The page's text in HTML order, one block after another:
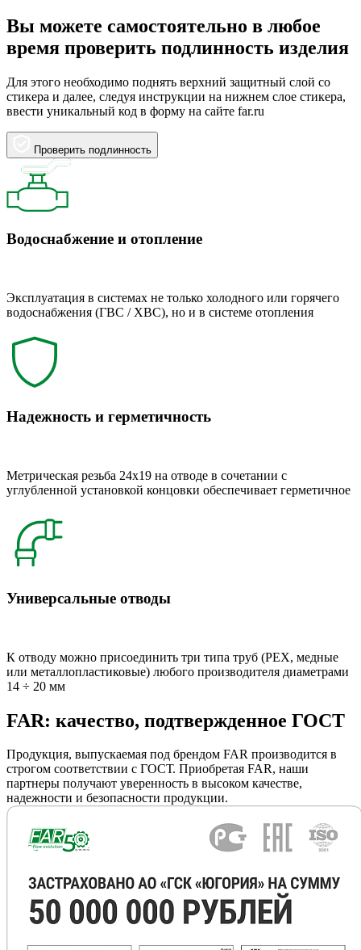
Вы можете самостоятельно в любое
время проверить подлинность изделия
Для этого необходимо поднять верхний защитный слой со
стикера и далее, следуя инструкции на нижнем слое стикера,
ввести уникальный код в форму на сайте far.ru
Проверить подлинность
Водоснабжение и отопление
Эксплуатация в системах не только холодного или горячего
водоснабжения (ГВС / ХВС), но и в системе отопления
Надежность и герметичность
Метрическая резьба 24x19 на отводе в сочетании с
углубленной установкой концовки обеспечивает герметичное
Универсальные отводы
К отводу можно присоединить три типа труб (РЕХ, медные
или металлопластиковые) любого производителя диаметрами
14 ÷ 20 мм
FAR: качество, подтвержденное ГОСТ
Продукция, выпускаемая под брендом FAR производится в
строгом соответствии с ГОСТ. Приобретая FAR, наши
партнеры получают уверенность в высоком качестве,
надежности и безопасности продукции.